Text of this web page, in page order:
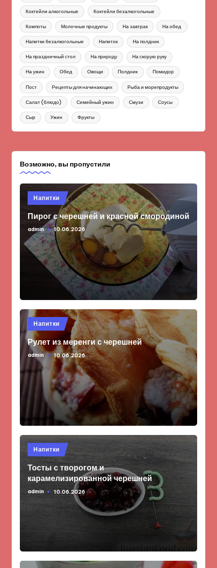
Коктейли алкогольные Коктейли безалкогольные
Компоты Молочные продукты На завтрак На обед
Напитки безалкогольные Напиток На полдник
На праздничный стол На природу На скорую руку
На ужин Обед Овощи Полдник Помидор
Пост Рецепты для начинающих Рыба и морепродукты
Салат (блюдо) Семейный ужин Смузи Соусы
Сыр Ужин Фрукты
Возможно, вы пропустили
Опубликовано
в
Напитки
Пирог с черешней и красной смородиной
Запись
от
admin 10.06.2026
Опубликовано
в
Напитки
Рулет из меренги с черешней
Запись
admin 10.06.2026
Опубликовано
в
Напитки
Тосты с творогом и
карамелизированной черешней
Запись
admin 10.06.2026